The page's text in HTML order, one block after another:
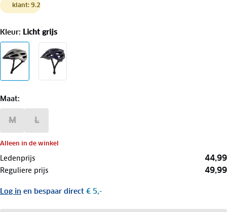
klant: 9.2
Kleur: Licht grijs
Maat:
M L
Alleen in de winkel
Ledenprijs 44,99
Reguliere prijs 49,99
Log in en bespaar direct € 5,-